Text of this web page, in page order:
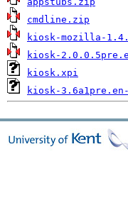
cmdline.zip
kiosk-mozilla-
kiosk-
kiosk.xpi
kiosk-